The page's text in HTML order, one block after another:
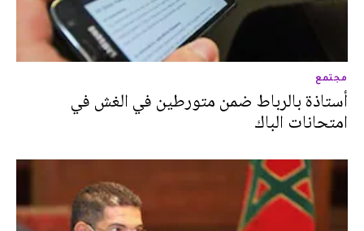
مجتمع
أستاذة بالرباط ضمن متورطين في الغش في
امتحانات الباك